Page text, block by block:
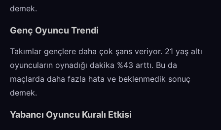
demek.
Genç Oyuncu Trendi
Takımlar gençlere daha çok şans veriyor. 21 yaş altı
oyuncuların oynadığı dakika %43 arttı. Bu da
maçlarda daha fazla hata ve beklenmedik sonuç
demek.
Yabancı Oyuncu Kuralı Etkisi